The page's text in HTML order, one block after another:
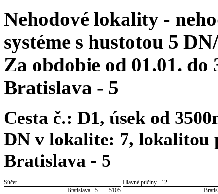
Nehodové lokality -
systéme s hustotou 5
Za obdobie od 01.01. do
Bratislava - 5
Cesta č.: D1, úsek od
DN v lokalite: 7, lokalitou
Bratislava - 5
Súčet
Bratislava - 5
5105
Hlavné príčiny - 12